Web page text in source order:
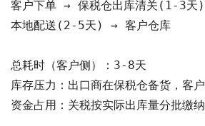
客户下单 → 保税仓出库清关(1-3
本地配送(2-5天) → 客户仓库
总耗时（客户侧）：3-8天
库存压力：出口商在保税仓备货，客
资金占用：关税按实际出库量分批缴